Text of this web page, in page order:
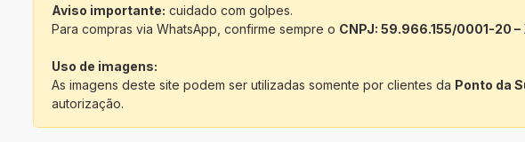
Aviso importante: cuidado com golpes.
Para compras via WhatsApp, confirme sempre o CNPJ: 59.966.155/0001-20
Uso de imagens:
As imagens deste site podem ser utilizadas somente por clientes da Ponto da
autorização.